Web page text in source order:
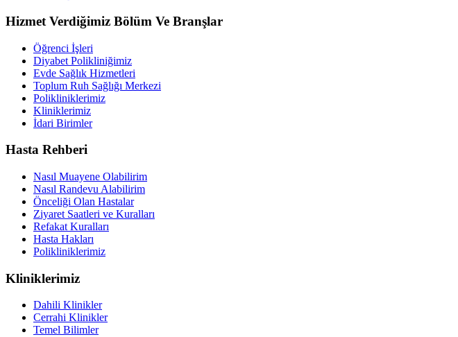
Hizmet Verdiğimiz Bölüm Ve Branşlar
Öğrenci İşleri
Diyabet Polikliniğimiz
Evde Sağlık Hizmetleri
Toplum Ruh Sağlığı Merkezi
Polikliniklerimiz
Kliniklerimiz
İdari Birimler
Hasta Rehberi
Nasıl Muayene Olabilirim
Nasıl Randevu Alabilirim
Önceliği Olan Hastalar
Ziyaret Saatleri ve Kuralları
Refakat Kuralları
Hasta Hakları
Polikliniklerimiz
Kliniklerimiz
Dahili Klinikler
Cerrahi Klinikler
Temel Bilimler